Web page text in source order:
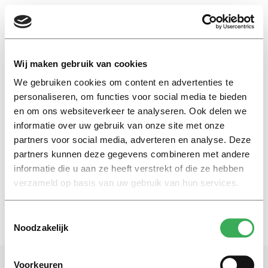
Wij maken gebruik van cookies
We gebruiken cookies om content en advertenties te
personaliseren, om functies voor social media te bieden
en om ons websiteverkeer te analyseren. Ook delen we
informatie over uw gebruik van onze site met onze
partners voor social media, adverteren en analyse. Deze
partners kunnen deze gegevens combineren met andere
informatie die u aan ze heeft verstrekt of die ze hebben
verzameld op basis van uw gebruik van hun services.
Noodzakelijk
Voorkeuren
EN
hotelschool
Nieuws
‘Ontgroening Maastricht uit de
hand gelopen’
04 februari 2025